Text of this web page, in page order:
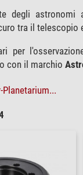
degli astronomi
tra il telescopio
per
con il marchio
Planetarium...